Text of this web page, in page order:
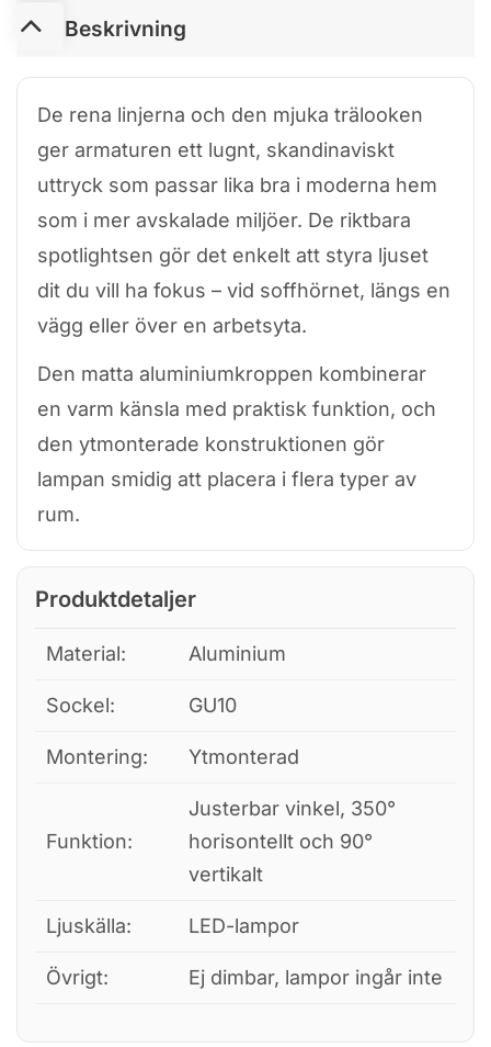
Beskrivning
De rena linjerna och den mjuka trälooken
ger armaturen ett lugnt, skandinaviskt
uttryck som passar lika bra i moderna hem
som i mer avskalade miljöer. De riktbara
spotlightsen gör det enkelt att styra ljuset
dit du vill ha fokus – vid soffhörnet, längs en
vägg eller över en arbetsyta.
Den matta aluminiumkroppen kombinerar
en varm känsla med praktisk funktion, och
den ytmonterade konstruktionen gör
lampan smidig att placera i flera typer av
rum.
Produktdetaljer
Material: Aluminium
Sockel: GU10
Montering: Ytmonterad
Funktion:
Justerbar vinkel, 350°
horisontellt och 90°
vertikalt
Ljuskälla: LED-lampor
Övrigt: Ej dimbar, lampor ingår inte